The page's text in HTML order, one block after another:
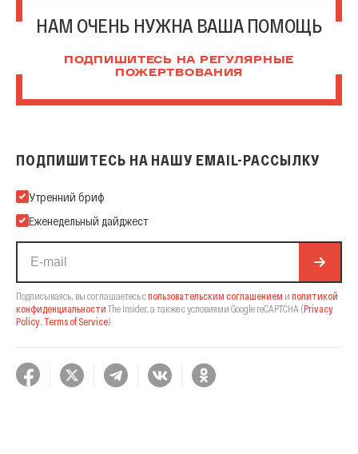
НАМ ОЧЕНЬ НУЖНА ВАША ПОМОЩЬ
ПОДПИШИТЕСЬ НА РЕГУЛЯРНЫЕ
ПОЖЕРТВОВАНИЯ
ПОДПИШИТЕСЬ НА НАШУ EMAIL-РАССЫЛКУ
Подпишитесь на нашу Email-рассылку
Утренний бриф
Еженедельный дайджест
Подписываясь, вы соглашаетесь спользовательским соглашением и политикой
конфиденциальности The Insider, а также с условиями Google reCAPTCHA (Privacy
Policy Terms of Service).